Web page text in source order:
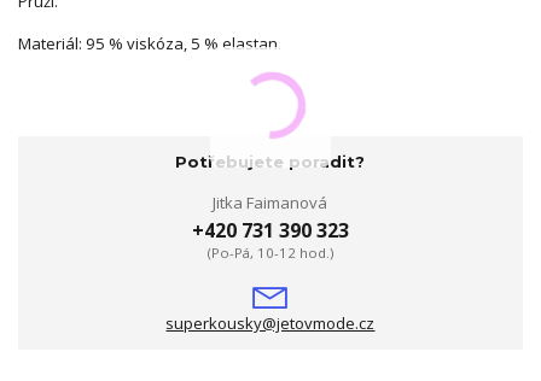
Materiál: 95 % viskóza, 5 % elastan.
Potřebujete poradit?
Jitka Faimanová
+420 731 390 323
(Po-Pá, 10-12 hod.)
superkousky@jetovmode.cz